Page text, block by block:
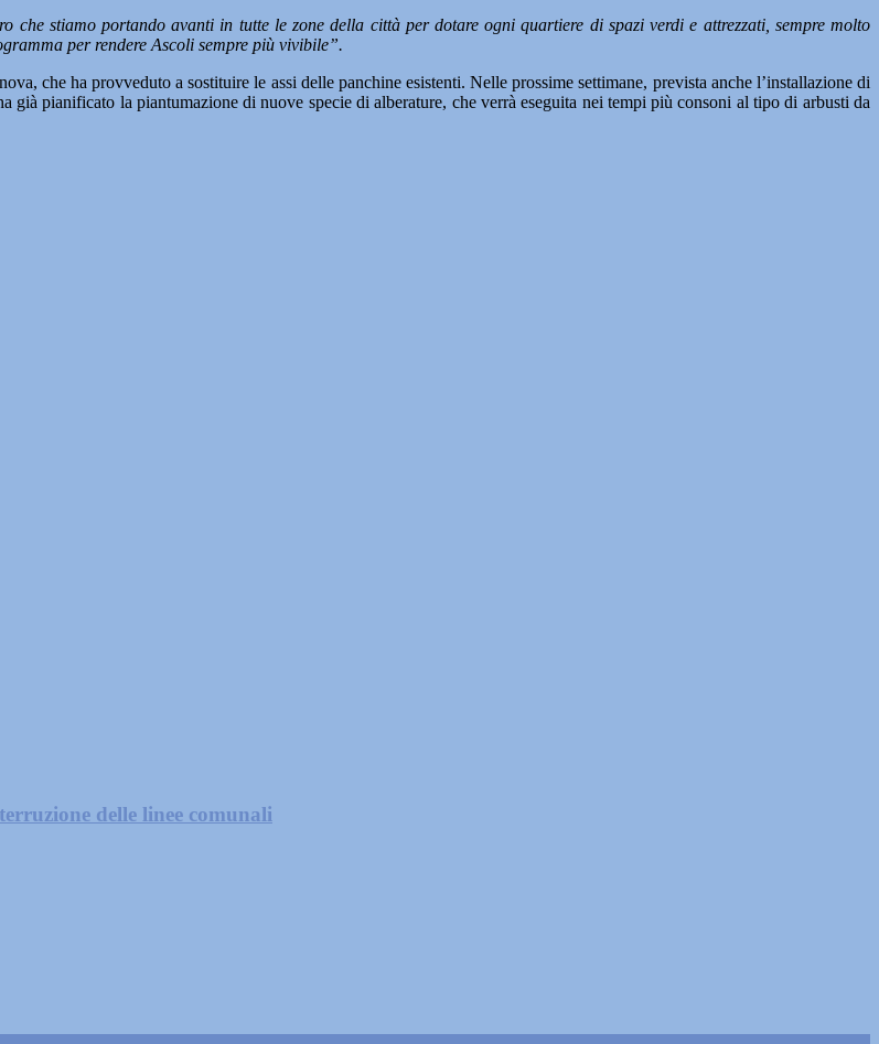
che stiamo portando avanti in tutte le zone della città per dotare ogni quartiere di spazi verdi e attrezzati, sempre molto
per rendere Ascoli sempre più vivibile”.
che ha provveduto a sostituire le assi delle panchine esistenti. Nelle prossime settimane, prevista anche l’installazione di
pianificato la piantumazione di nuove specie di alberature, che verrà eseguita nei tempi più consoni al tipo di arbusti da
delle linee comunali